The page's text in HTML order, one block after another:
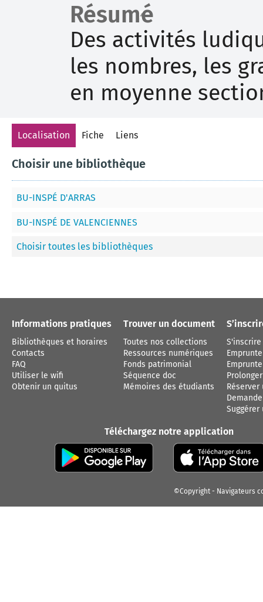
Résumé
Des activités
les nombres, les
en moyenne
Localisation Fiche Liens
Choisir une bibliothèque
BU-INSPÉ D'ARRAS
BU-INSPÉ DE VALENCIENNES
Choisir toutes les bibliothèques
Informations pratiques
Bibliothèques et horaires
Contacts
FAQ
Utiliser le wifi
Obtenir un quitus
Trouver un document
Toutes nos collections
Ressources numériques
Fonds patrimonial
Séquence doc
Mémoires des étudiants
S'inscrire
Réserver
Suggérer
Téléchargez notre application
©Copyright Navigateurs